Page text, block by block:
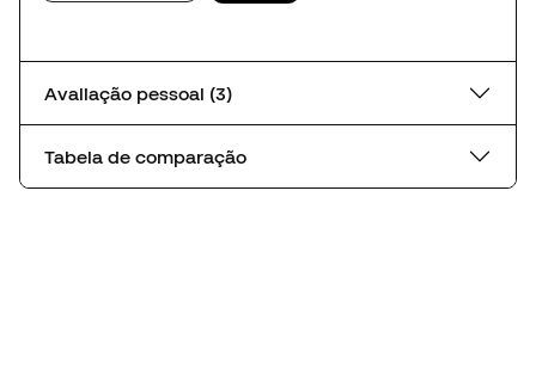
Avaliação pessoal (3)
Tabela de comparação